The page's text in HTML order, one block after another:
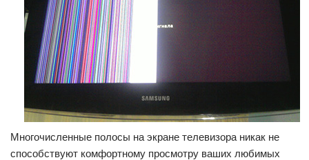
Многочисленные полосы на экране телевизора никак не
способствуют комфортному просмотру ваших любимых